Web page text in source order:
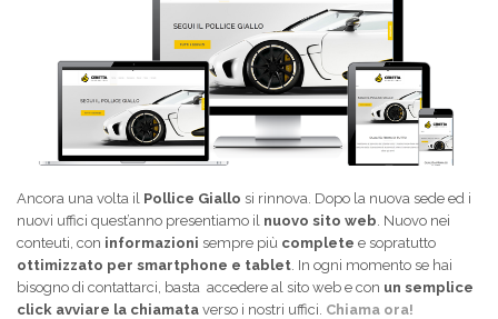
Ancora una volta il Pollice Giallo si rinnova. Dopo la nuova sede ed i
nuovi uffici quest’anno presentiamo il nuovo sito web. Nuovo nei
conteuti, con informazioni sempre più complete e sopratutto
ottimizzato per smartphone e tablet. In ogni momento se hai
bisogno di contattarci, basta accedere al sito web e con un semplice
click avviare la chiamata verso i nostri uffici. Chiama ora!